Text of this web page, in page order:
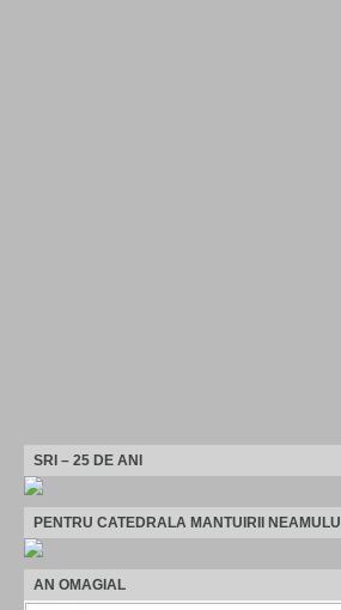
SRI – 25 DE ANI
PENTRU CATEDRALA MANTUIRII NEAMULUI
AN OMAGIAL